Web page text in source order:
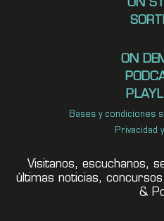
ON
ON
Bases y condiciones
Privacidad
Visitanos, escuchanos,
últimas noticias,
&